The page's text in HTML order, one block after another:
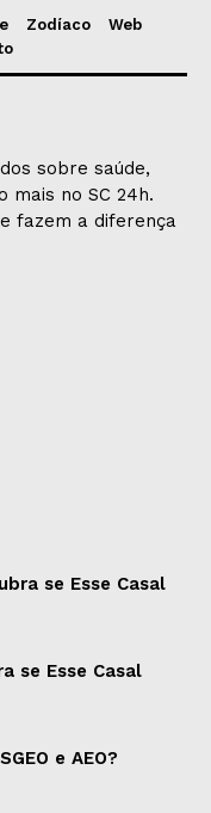
Zodíaco
Web
sobre saúde,
mais no SC 24h.
fazem a diferença
se Esse Casal
se Esse Casal
e AEO?